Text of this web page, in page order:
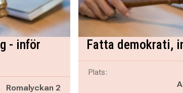
- inför
Romalyckan 2
Fatta demokrati,
Plats: